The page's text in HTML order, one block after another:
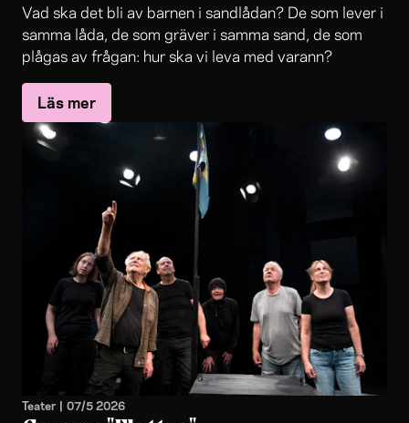
Vad ska det bli av barnen i sandlådan? De som lever i
samma låda, de som gräver i samma sand, de som
plågas av frågan: hur ska vi leva med varann?
Läs mer
Teater | 07/5 2026